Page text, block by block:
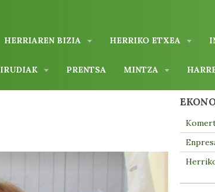
HERRIAREN BIZIA HERRIKO ETXEA
IRUDIAK PRENTSA MINTZA